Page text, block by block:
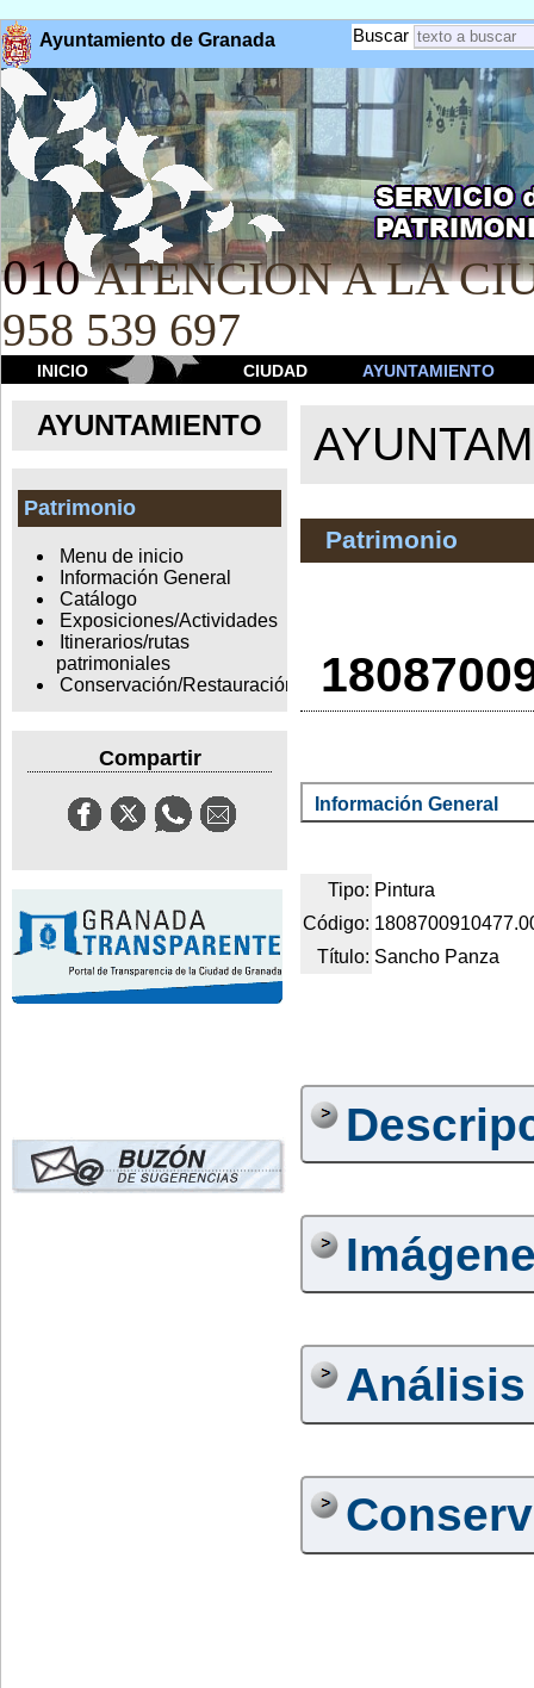
Ayuntamiento de Granada Buscar
010 ATENCION A LA
958 539 697
INICIO CIUDAD AYUNTAMIENTO
AYUNTAMIENTO
Patrimonio
Menu de inicio
Información General
Catálogo
Exposiciones/Actividades
Itinerarios/rutas
patrimoniales
Conservación/Restauración
Compartir
Patrimonio
Información General
Tipo: Pintura
Código:
Título: Sancho Panza